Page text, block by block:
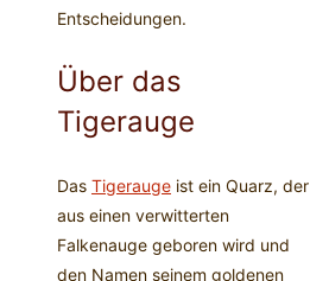
Entscheidungen.
Über das
Tigerauge
Das Tigerauge ist ein Quarz, der
aus einen verwitterten
Falkenauge geboren wird und
den Namen seinem goldenen